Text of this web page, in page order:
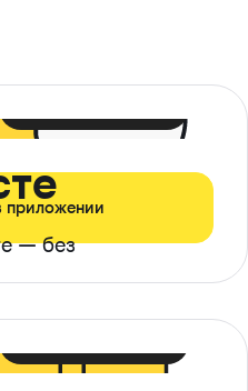
— без
приложении